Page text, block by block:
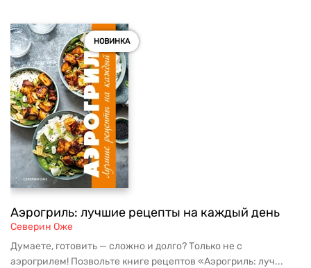
НОВИНКА
Аэрогриль: лучшие рецепты на каждый день
Северин Оже
Думаете, готовить — сложно и долго? Только не с
аэрогрилем! Позвольте книге рецептов «Аэрогриль: луч...